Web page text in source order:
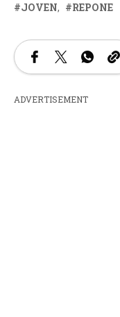
JOVEN
REPONE
ADVERTISEMENT